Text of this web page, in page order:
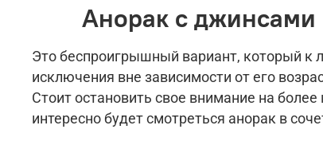
Анорак с джинсами
Это беспроигрышный вариант, который к
исключения вне зависимости от его
Стоит остановить свое внимание на
интересно будет смотреться анорак в